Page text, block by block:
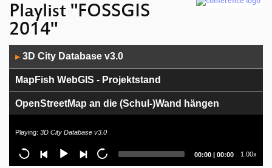
Playlist "FOSSGIS
2014"
Player
▶ 3D City Database v3.0
MapFish WebGIS - Projektstand
OpenStreetMap an die (Schul-)Wand hängen
Untergrundmodelle im Browser
Generalisierung von OpenStreetMap-Daten
Playing: 3D City Database v3.0
Current
00:00 | Total
00:00 1.00x